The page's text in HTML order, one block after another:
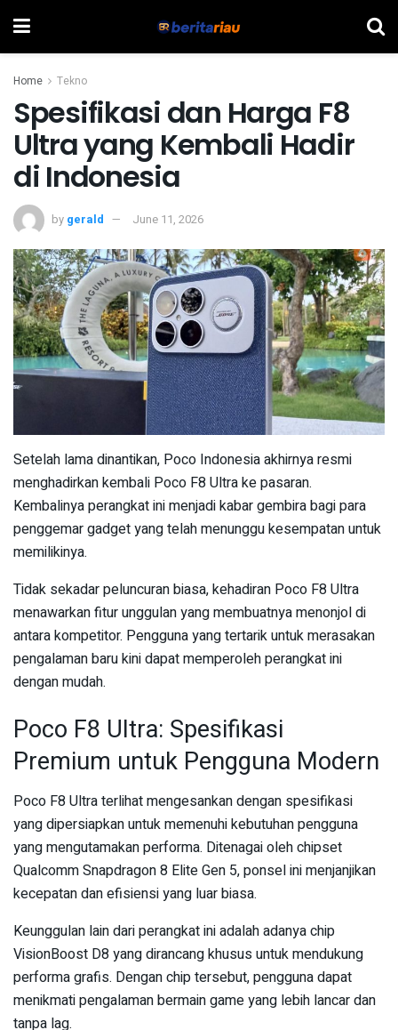
Home Tekno
Spesifikasi dan Harga F8
Ultra yang Kembali Hadir
di Indonesia
by gerald June 11, 2026
Setelah lama dinantikan, Poco Indonesia akhirnya resmi
menghadirkan kembali Poco F8 Ultra ke pasaran.
Kembalinya perangkat ini menjadi kabar gembira bagi para
penggemar gadget yang telah menunggu kesempatan untuk
memilikinya.
Tidak sekadar peluncuran biasa, kehadiran Poco F8 Ultra
menawarkan fitur unggulan yang membuatnya menonjol di
antara kompetitor. Pengguna yang tertarik untuk merasakan
pengalaman baru kini dapat memperoleh perangkat ini
dengan mudah.
Poco F8 Ultra: Spesifikasi
Premium untuk Pengguna Modern
Poco F8 Ultra terlihat mengesankan dengan spesifikasi
yang dipersiapkan untuk memenuhi kebutuhan pengguna
yang mengutamakan performa. Ditenagai oleh chipset
Qualcomm Snapdragon 8 Elite Gen 5, ponsel ini menjanjikan
kecepatan dan efisiensi yang luar biasa.
Keunggulan lain dari perangkat ini adalah adanya chip
VisionBoost D8 yang dirancang khusus untuk mendukung
performa grafis. Dengan chip tersebut, pengguna dapat
menikmati pengalaman bermain game yang lebih lancar dan
tanpa lag.